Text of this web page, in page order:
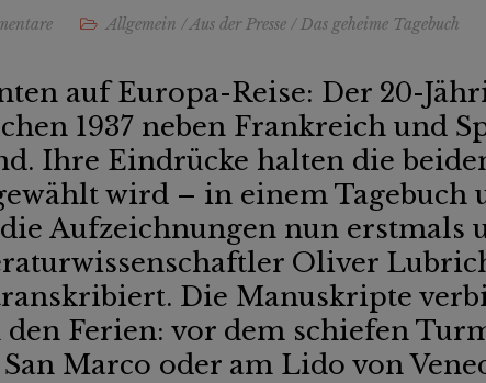
Allgemein /Aus der Presse /Das geheime Tagebuch
auf Europa-Reise: Der 20-
1937 neben Frankreich und
Ihre Eindrücke halten die
wird – in einem Tagebuch
die Aufzeichnungen nun
Oliver
Die Manuskripte
Ferien: vor dem schiefen
Marco oder am Lido von